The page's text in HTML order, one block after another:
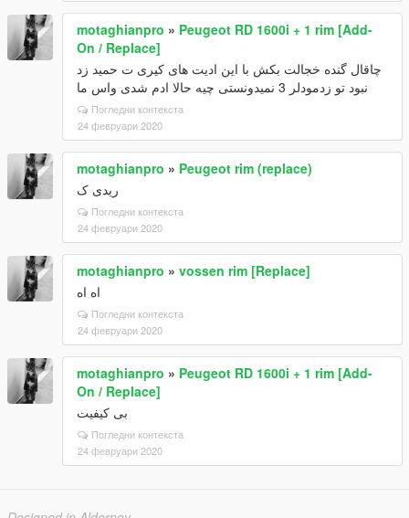
motaghianpro » Peugeot RD 1600i + 1 rim [Add-
On / Replace]
چاقال گنده خجالت بکش با این ادیت های کیری ت حمید زد
نبود تو زدمودلر 3 نمیدونستی چیه حالا ادم شدی واس ما
Погледни контекста
24 февруари 2020
motaghianpro » Peugeot rim (replace)
ریدی ک
Погледни контекста
24 февруари 2020
motaghianpro » vossen rim [Replace]
اه اه
Погледни контекста
24 февруари 2020
motaghianpro » Peugeot RD 1600i + 1 rim [Add-
On / Replace]
بی کیفیت
Погледни контекста
24 февруари 2020